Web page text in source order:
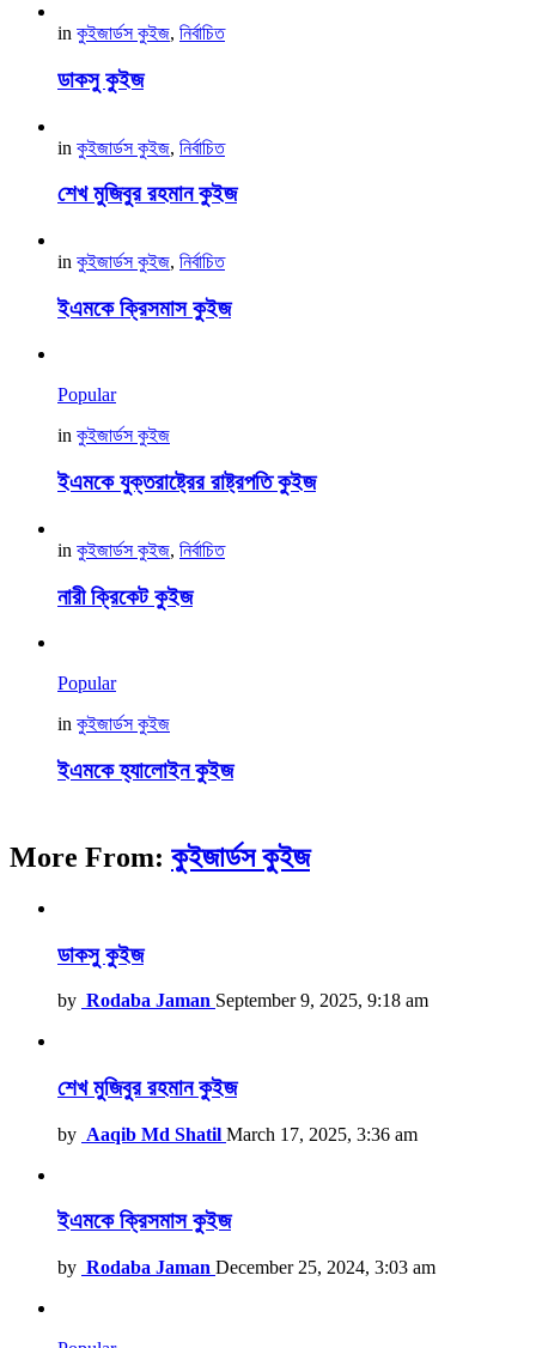
in কুইজার্ডস কুইজ, নির্বাচিত
ডাকসু কুইজ
in কুইজার্ডস কুইজ, নির্বাচিত
শেখ মুজিবুর রহমান কুইজ
in কুইজার্ডস কুইজ, নির্বাচিত
ইএমকে ক্রিসমাস কুইজ
Popular
in কুইজার্ডস কুইজ
ইএমকে যুক্তরাষ্ট্রের রাষ্ট্রপতি কুইজ
in কুইজার্ডস কুইজ, নির্বাচিত
নারী ক্রিকেট কুইজ
Popular
in কুইজার্ডস কুইজ
ইএমকে হ্যালোইন কুইজ
More From: কুইজার্ডস কুইজ
ডাকসু কুইজ
by Rodaba Jaman September 9, 2025, 9:18 am
শেখ মুজিবুর রহমান কুইজ
by Aaqib Md Shatil March 17, 2025, 3:36 am
ইএমকে ক্রিসমাস কুইজ
by Rodaba Jaman December 25, 2024, 3:03 am